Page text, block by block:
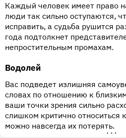
Каждый человек имеет право
люди так сильно оступаются,
исправить, а судьба рушится
года подтолкнет
непростительным промахам.
Водолей
Вас подведет излишняя
словах по отношению к
ваши точки зрения сильно
слишком критично относиться
можно навсегда их потерять.
•••